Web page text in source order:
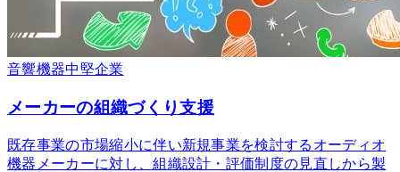
音響機器中堅企業
メーカーの組織づくり支援
既存事業の市場縮小に伴い新規事業を検討するオーディオ
機器メーカーに対し、組織設計・評価制度の見直しから製